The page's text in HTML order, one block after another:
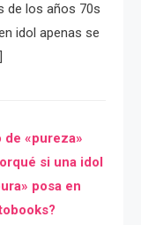
de los años 70s
idol apenas se
de «pureza»
si una idol
posa en